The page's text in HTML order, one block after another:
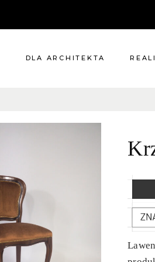
DLA ARCHITEKTA